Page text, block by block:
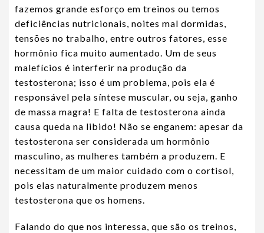
fazemos grande esforço em treinos ou temos
deficiências nutricionais, noites mal dormidas,
tensões no trabalho, entre outros fatores, esse
hormônio fica muito aumentado. Um de seus
malefícios é interferir na produção da
testosterona; isso é um problema, pois ela é
responsável pela síntese muscular, ou seja, ganho
de massa magra! E falta de testosterona ainda
causa queda na libido! Não se enganem: apesar da
testosterona ser considerada um hormônio
masculino, as mulheres também a produzem. E
necessitam de um maior cuidado com o cortisol,
pois elas naturalmente produzem menos
testosterona que os homens.
Falando do que nos interessa, que são os treinos,